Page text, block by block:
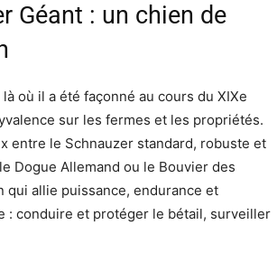
Géant : un chien de
où il a été façonné au cours du XIXe
sur les fermes et les propriétés.
entre le Schnauzer standard, robuste et
Dogue Allemand ou le Bouvier des
qui allie puissance, endurance et
: conduire et protéger le bétail, surveiller